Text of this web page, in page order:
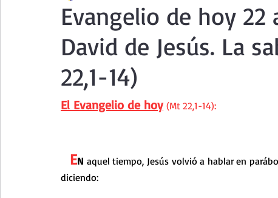
Curso de oración Curso del Catecismo Santo
Curso de vida espiritual
La vida espiritual en
Evangelio de hoy 22
David de Jesús. La
22,1-14)
El Evangelio de hoy (Mt 22,1-14):
  E
N aquel tiempo, Jesús volvió a hablar en
diciendo: